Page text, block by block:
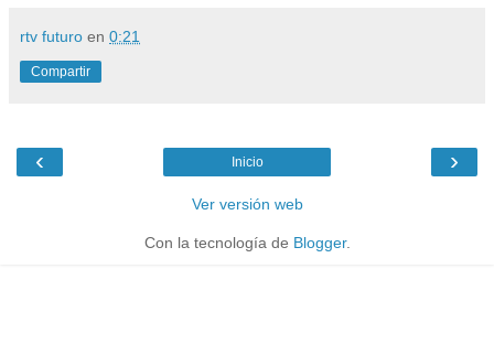
rtv futuro en 0:21
Compartir
‹ ›
Inicio
Ver versión web
Con la tecnología de Blogger.